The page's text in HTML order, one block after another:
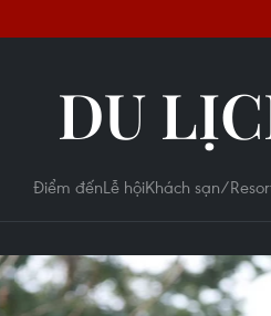
DU
Điểm đếnLễ hộiKhách sạn/